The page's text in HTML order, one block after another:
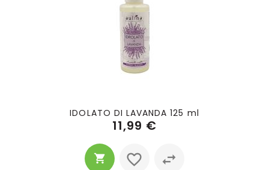
IDOLATO DI LAVANDA 125 ml
11,99 €